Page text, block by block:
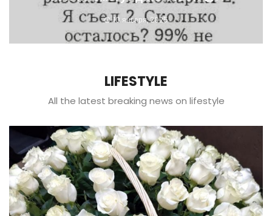
10 января, 2025
LIFESTYLE
All the latest breaking news on lifestyle